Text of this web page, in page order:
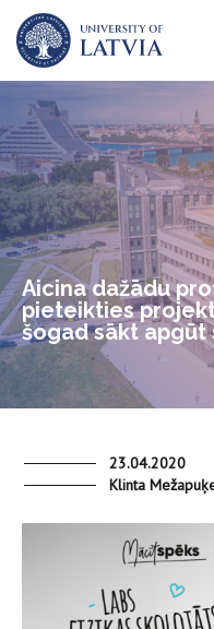
Aicina dažādu
pieteikties
šogad sākt
23.04.2020
Klinta